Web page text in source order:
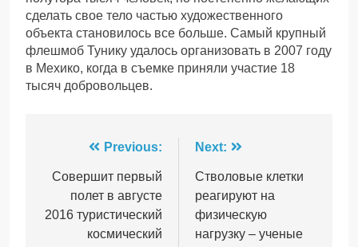
сделать свое тело частью художественного
объекта становилось все больше. Самый крупный
флешмоб Тунику удалось организовать в 2007 году
в Мехико, когда в съемке приняли участие 18
тысяч добровольцев.
Навігація
записів
Previous:
Совершит первый
полет в августе
2016 туристический
космический
Next:
Стволовые клетки
реагируют на
физическую
нагрузку – ученые